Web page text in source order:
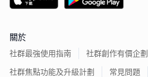
關於
社群最強使用指南
社群創作有價企劃
社群焦點功能及升級計劃
常見問題